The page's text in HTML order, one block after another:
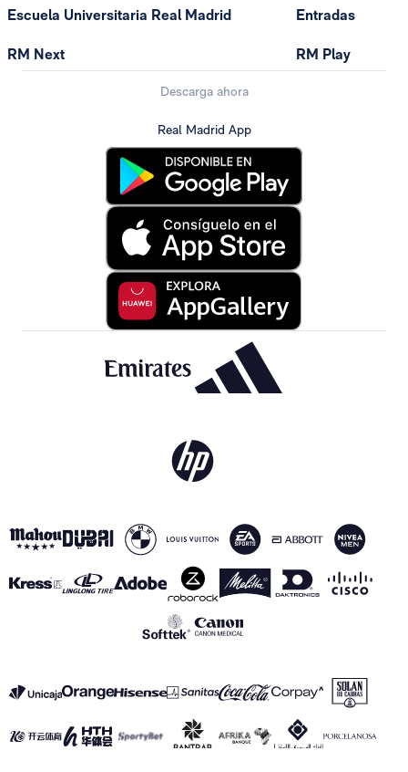
Escuela Universitaria Real Madrid
RM Next
Entradas
RM Play
Descarga ahora
Real Madrid App